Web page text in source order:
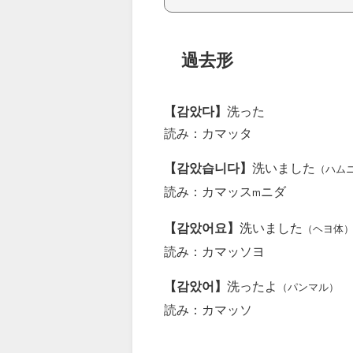
過去形
【감았다】 洗った
読み：カマッタ
【감았습니다】 洗いました （ハム
読み：カマッス m ニダ
【감았어요】 洗いました （ヘヨ体）
読み：カマッソヨ
【감았어】 洗ったよ （パンマル）
読み：カマッソ